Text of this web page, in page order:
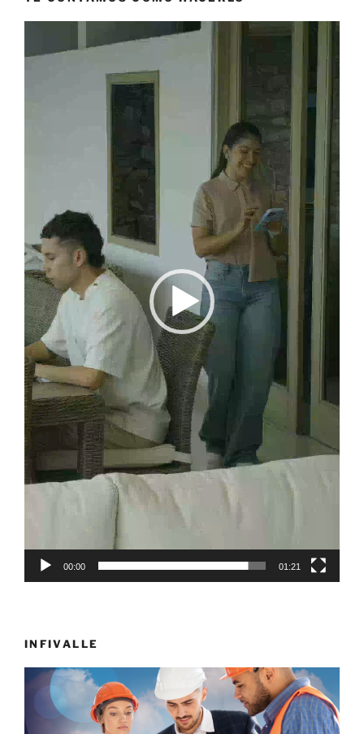
00:00 01:21
INFIVALLE